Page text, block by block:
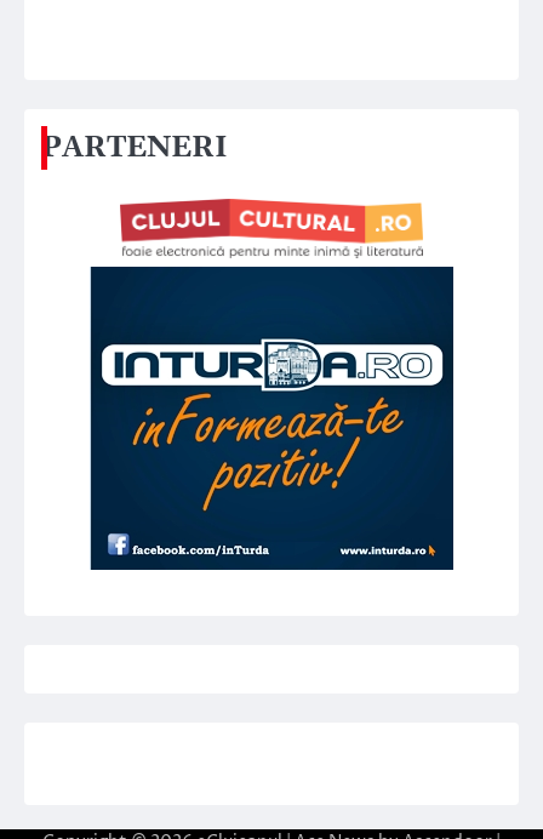
PARTENERI